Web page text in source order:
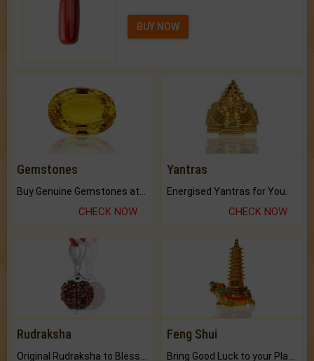
BUY NOW
Gemstones
CHECK NOW
Yantras
Energised Yantras for You.
CHECK NOW
Rudraksha Feng Shui